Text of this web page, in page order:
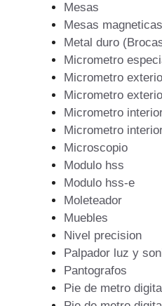
Mesas
Mesas magneticas
Metal duro
Micrometro
Micrometro
Micrometro
Micrometro
Micrometro
Microscopio
Modulo hss
Modulo hss-e
Moleteador
Muebles
Nivel precision
Palpador luz y
Pantografos
Pie de metro digital